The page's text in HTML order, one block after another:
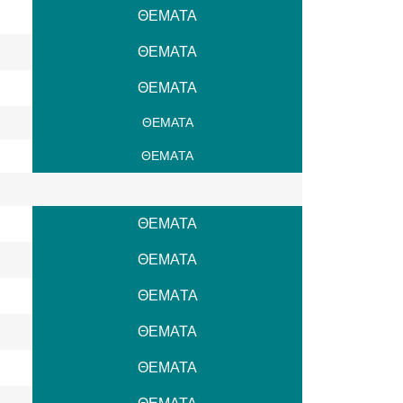
ΘΕΜΑΤΑ
ΘΕΜΑΤΑ
ΘΕΜΑΤΑ
ΘΕΜΑΤΑ
ΘΕΜAΤΑ
ΘΕΜΑΤΑ
ΘΕΜΑΤΑ
ΘΕΜAΤΑ
ΘΕΜΑΤΑ
ΘΕΜΑΤΑ